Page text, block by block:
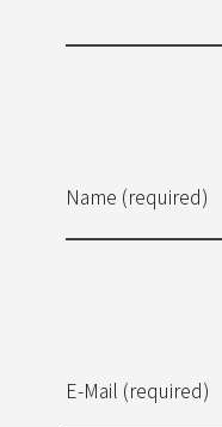
Name (required)
E-Mail (required)